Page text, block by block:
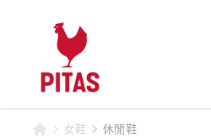
女鞋 休閒鞋